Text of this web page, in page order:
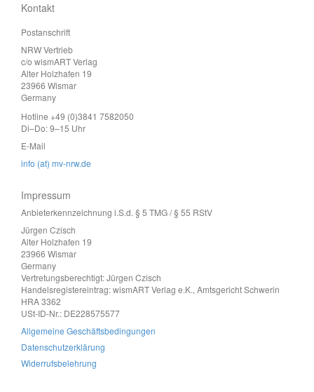
Kontakt
Postanschrift
NRW Vertrieb
c/o wismART Verlag
Alter Holzhafen 19
23966 Wismar
Germany
Hotline +49 (0)3841 7582050
Di–Do: 9–15 Uhr
E-Mail
info (at) mv-nrw.de
Impressum
Anbieterkennzeichnung i.S.d. § 5 TMG / § 55 RStV
Jürgen Czisch
Alter Holzhafen 19
23966 Wismar
Germany
Vertretungsberechtigt: Jürgen Czisch
Handelsregistereintrag: wismART Verlag e.K., Amtsgericht Schwerin
HRA 3362
USt-ID-Nr.: DE228575577
Allgemeine Geschäftsbedingungen
Datenschutzerklärung
Widerrufsbelehrung